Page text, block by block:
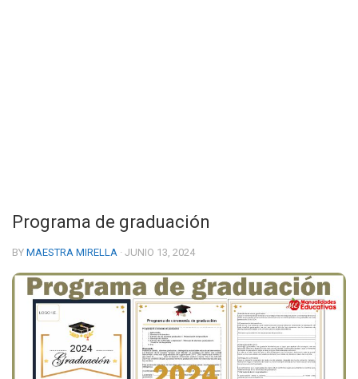
Programa de graduación
BY MAESTRA MIRELLA · JUNIO 13, 2024